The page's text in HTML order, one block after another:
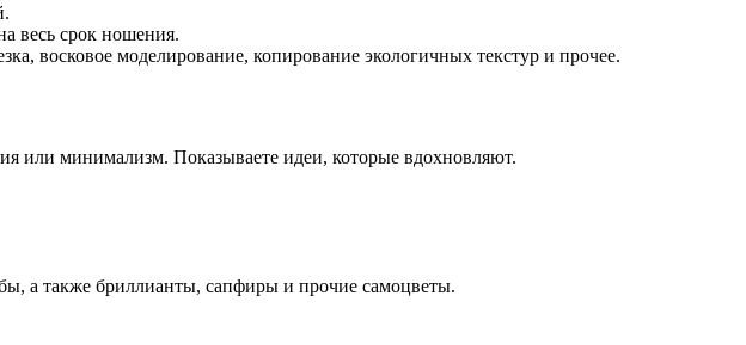
весь срок ношения.
восковое моделирование, копирование экологичных текстур и прочее.
или минимализм. Показываете идеи, которые вдохновляют.
а также бриллианты, сапфиры и прочие самоцветы.